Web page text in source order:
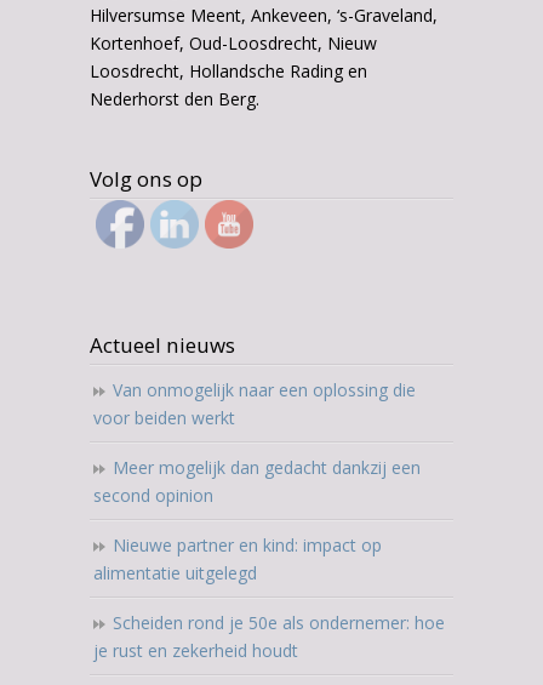
Hilversumse Meent, Ankeveen, ‘s-Graveland,
Kortenhoef, Oud-Loosdrecht, Nieuw
Loosdrecht, Hollandsche Rading en
Nederhorst den Berg.
Volg ons op
Actueel nieuws
Van onmogelijk naar een oplossing die
voor beiden werkt
Meer mogelijk dan gedacht dankzij een
second opinion
Nieuwe partner en kind: impact op
alimentatie uitgelegd
Scheiden rond je 50e als ondernemer: hoe
je rust en zekerheid houdt